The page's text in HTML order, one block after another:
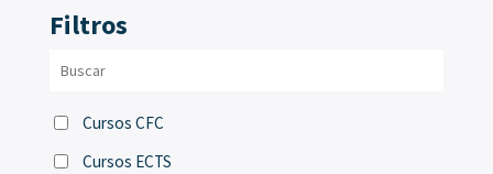
Filtros
Cursos CFC
Cursos ECTS